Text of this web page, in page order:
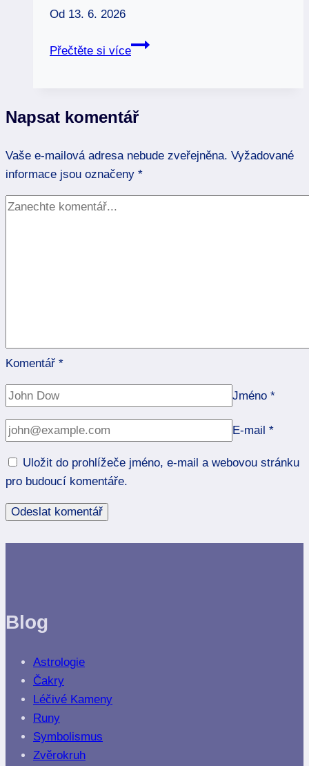
více
Od 13. 6. 2026
Přečtěte si více
Online
výuka:
cestu
zvolit?
Napsat komentář
Vaše e-mailová adresa nebude zveřejněna. Vyžadované
informace jsou označeny *
Komentář *
Jméno *
E-mail *
Uložit do prohlížeče jméno, e-mail a webovou stránku
pro budoucí komentáře.
Blog
Astrologie
Čakry
Léčivé Kameny
Runy
Symbolismus
Zvěrokruh